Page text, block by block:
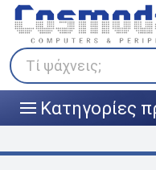
Τί ψάχνεις;
||| Κατηγορίες
Klarna
Πληρώστε σε 3
άτοκες δόσεις